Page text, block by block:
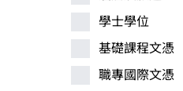
學士學位
基礎課程文憑
職專國際文憑